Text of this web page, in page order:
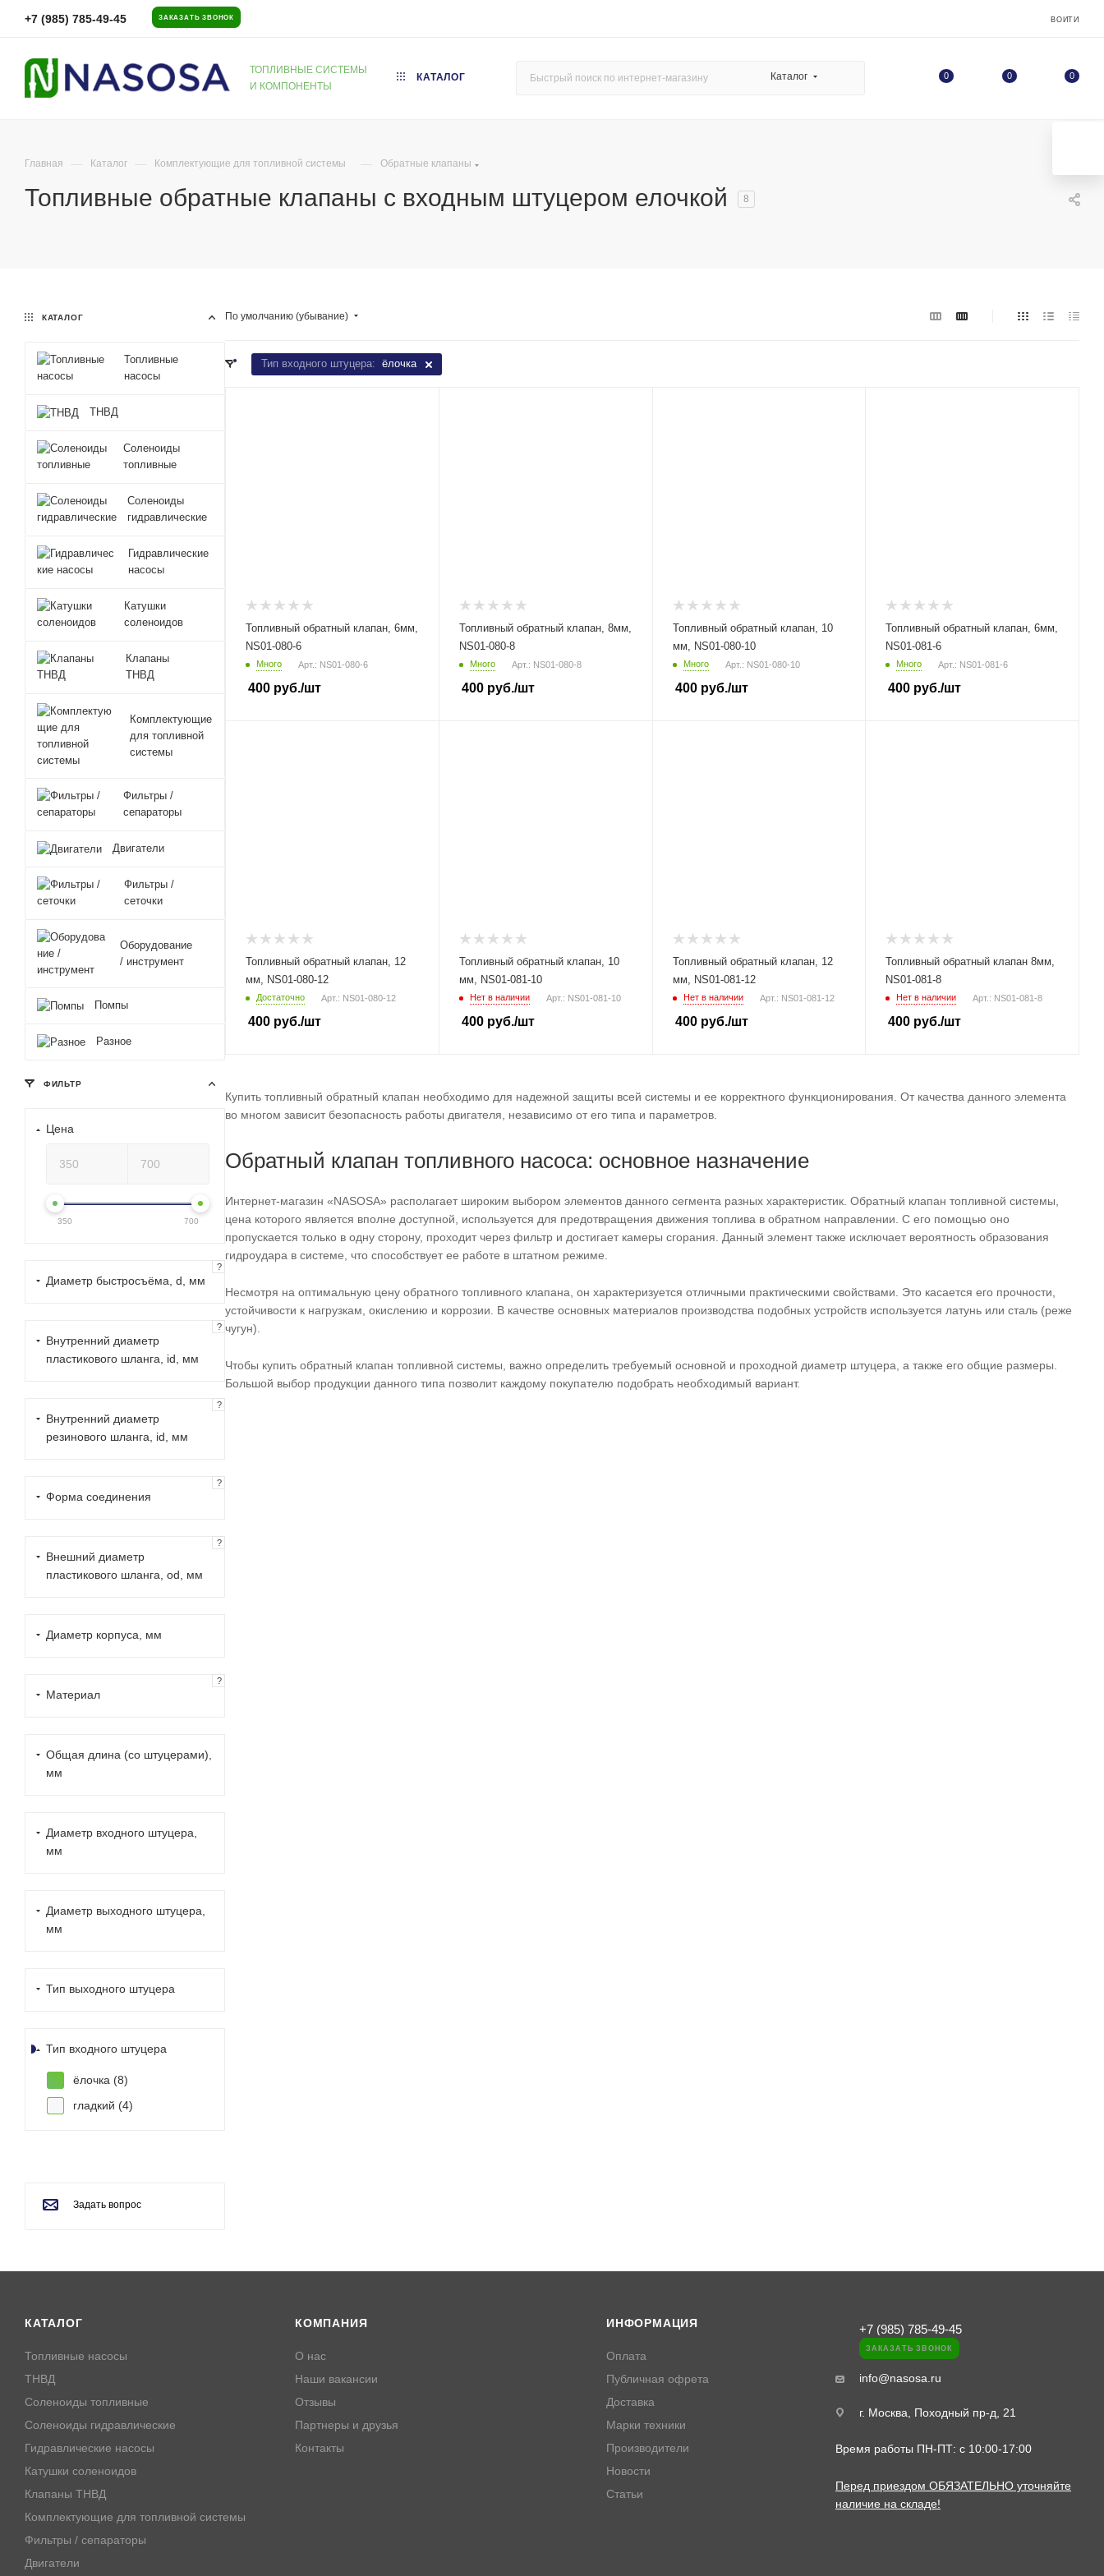
+7 (985) 785-49-45 ЗАКАЗАТЬ ЗВОНОК ВОЙТИ
ТОПЛИВНЫЕ СИСТЕМЫ
И КОМПОНЕНТЫ
КАТАЛОГ Каталог 0 0 0
Главная — Каталог — Комплектующие для топливной системы — Обратные клапаны
Топливные обратные клапаны с входным штуцером елочкой 8
По умолчанию (убывание)
Тип входного штуцера: ёлочка
Топливный обратный клапан, 6мм,
NS01-080-6
Много Арт.: NS01-080-6
400 руб./шт
Топливный обратный клапан, 8мм,
NS01-080-8
Много Арт.: NS01-080-8
400руб./шт
Топливный обратный клапан, 10
мм, NS01-080-10
Много Арт.: NS01-080-10
400руб./шт
Топливный обратный клапан, 6мм,
NS01-081-6
Много Арт.: NS01-081-6
400 руб./шт
Топливный обратный клапан, 12
мм, NS01-080-12
Достаточно Арт.: NS01-080-12
400 руб./шт
Топливный обратный клапан, 10
мм, NS01-081-10
Нет в наличии Арт.: NS01-081-10
400руб./шт
Топливный обратный клапан, 12
мм, NS01-081-12
Нет в наличии Арт.: NS01-081-12
400руб./шт
Топливный обратный клапан 8мм,
NS01-081-8
Нет в наличии Арт.: NS01-081-8
400 руб./шт
Купить топливный обратный клапан необходимо для надежной защиты всей системы и ее корректного функционирования. От качества данного элемента
во многом зависит безопасность работы двигателя, независимо от его типа и параметров.
Обратный клапан топливного насоса: основное назначение
Интернет-магазин «NASOSA» располагает широким выбором элементов данного сегмента разных характеристик. Обратный клапан топливной системы,
цена которого является вполне доступной, используется для предотвращения движения топлива в обратном направлении. С его помощью оно
пропускается только в одну сторону, проходит через фильтр и достигает камеры сгорания. Данный элемент также исключает вероятность образования
гидроудара в системе, что способствует ее работе в штатном режиме.
Несмотря на оптимальную цену обратного топливного клапана, он характеризуется отличными практическими свойствами. Это касается его прочности,
устойчивости к нагрузкам, окислению и коррозии. В качестве основных материалов производства подобных устройств используется латунь или сталь (реже
чугун).
Чтобы купить обратный клапан топливной системы, важно определить требуемый основной и проходной диаметр штуцера, а также его общие размеры.
Большой выбор продукции данного типа позволит каждому покупателю подобрать необходимый вариант.
КАТАЛОГ
Топливные
насосы
ТНВД
Соленоиды
топливные
Соленоиды
гидравлические
Гидравлические
насосы
Катушки
соленоидов
Клапаны
ТНВД
Комплектующие
для топливной
системы
Фильтры /
сепараторы
Двигатели
Фильтры /
сеточки
Оборудование
/ инструмент
Помпы
Разное
ФИЛЬТР
Цена
350 700
Диаметр быстросъёма, d, мм
?
Внутренний диаметр
пластикового шланга, id, мм
?
Внутренний диаметр
резинового шланга, id, мм
?
Форма соединения
?
Внешний диаметр
пластикового шланга, od, мм
?
Диаметр корпуса, мм
Материал
?
Общая длина (со штуцерами),
мм
Диаметр входного штуцера,
мм
Диаметр выходного штуцера,
мм
Тип выходного штуцера
Тип входного штуцера
ёлочка (8)
гладкий (4)
Задать вопрос
КАТАЛОГ
Топливные насосы
ТНВД
Соленоиды топливные
Соленоиды гидравлические
Гидравлические насосы
Катушки соленоидов
Клапаны ТНВД
Комплектующие для топливной системы
Фильтры / сепараторы
Двигатели
КОМПАНИЯ
О нас
Наши вакансии
Отзывы
Партнеры и друзья
Контакты
ИНФОРМАЦИЯ
Оплата
Публичная офрета
Доставка
Марки техники
Производители
Новости
Статьи
+7 (985) 785-49-45
ЗАКАЗАТЬ ЗВОНОК
info@nasosa.ru
г. Москва, Походный пр-д, 21
Время работы ПН-ПТ: с 10:00-17:00
Перед приездом ОБЯЗАТЕЛЬНО уточняйте
наличие на складе!